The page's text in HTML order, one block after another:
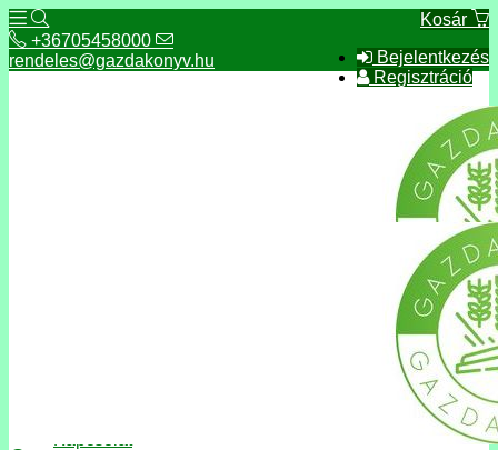
Kosár
Bejelentkezés
Regisztráció
+36705458000
rendeles@gazdakonyv.hu